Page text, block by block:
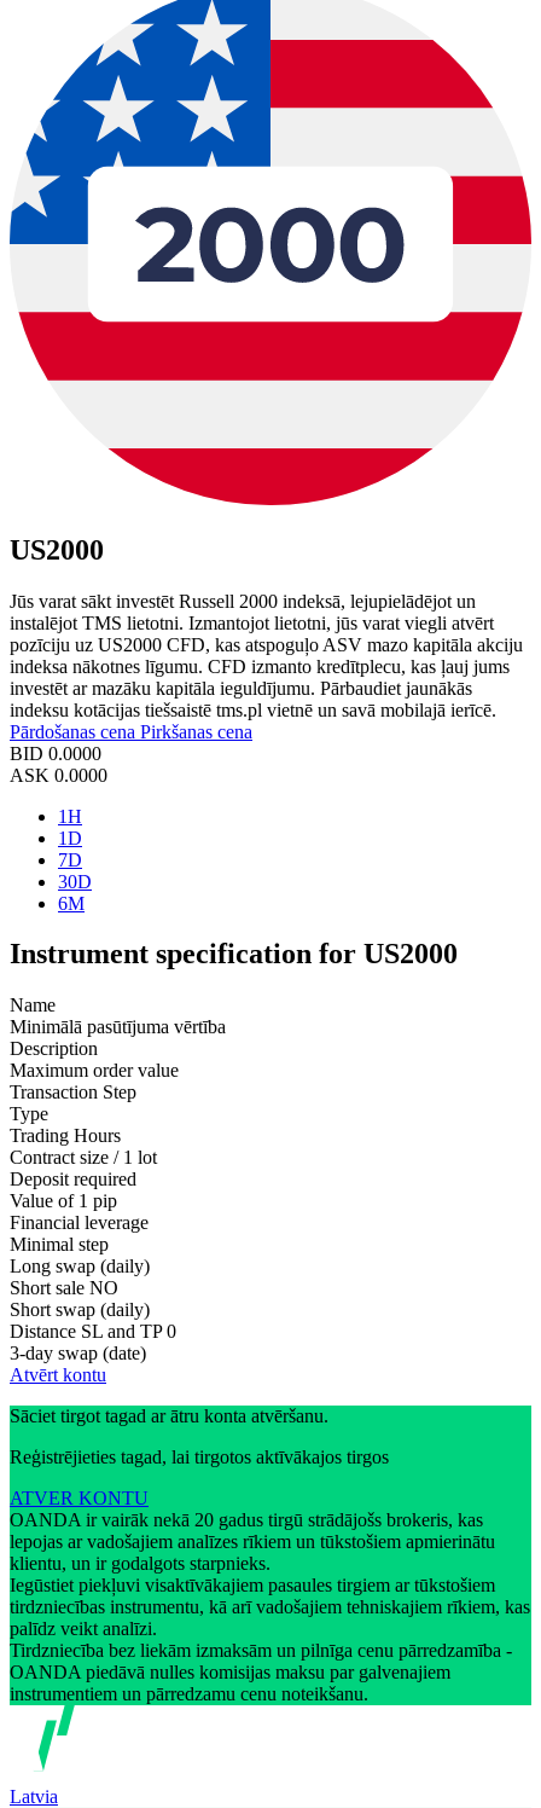
US2000
Jūs varat sākt investēt Russell 2000 indeksā, lejupielādējot un
instalējot TMS lietotni. Izmantojot lietotni, jūs varat viegli atvērt
pozīciju uz US2000 CFD, kas atspoguļo ASV mazo kapitāla akciju
indeksa nākotnes līgumu. CFD izmanto kredītplecu, kas ļauj jums
investēt ar mazāku kapitāla ieguldījumu. Pārbaudiet jaunākās
indeksu kotācijas tiešsaistē tms.pl vietnē un savā mobilajā ierīcē.
Pārdošanas cena Pirkšanas cena
BID 0.0000
ASK 0.0000
1H
1D
7D
30D
6M
Instrument specification for US2000
Name
Minimālā pasūtījuma vērtība
Description
Maximum order value
Transaction Step
Type
Trading Hours
Contract size / 1 lot
Deposit required
Value of 1 pip
Financial leverage
Minimal step
Long swap (daily)
Short sale NO
Short swap (daily)
Distance SL and TP 0
3-day swap (date)
Atvērt kontu
Sāciet tirgot tagad ar ātru konta atvēršanu.
Reģistrējieties tagad, lai tirgotos aktīvākajos tirgos
ATVER KONTU
OANDA ir vairāk nekā 20 gadus tirgū strādājošs brokeris, kas
lepojas ar vadošajiem analīzes rīkiem un tūkstošiem apmierinātu
klientu, un ir godalgots starpnieks.
Iegūstiet piekļuvi visaktīvākajiem pasaules tirgiem ar tūkstošiem
tirdzniecības instrumentu, kā arī vadošajiem tehniskajiem rīkiem, kas
palīdz veikt analīzi.
Tirdzniecība bez liekām izmaksām un pilnīga cenu pārredzamība -
OANDA piedāvā nulles komisijas maksu par galvenajiem
instrumentiem un pārredzamu cenu noteikšanu.
Latvia